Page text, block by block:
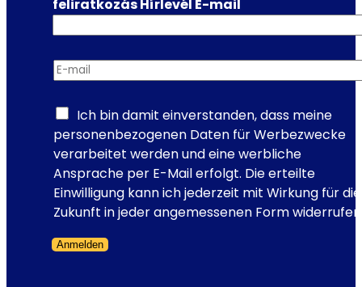
á
i
v
l
ó
k
f
o
d
a
l
o
m
feliratkozás Hírlevél E-mail
E-mail
Ich bin damit einverstanden, dass meine
personenbezogenen Daten für Werbezwecke
verarbeitet werden und eine werbliche
Ansprache per E-Mail erfolgt. Die erteilte
Einwilligung kann ich jederzeit mit Wirkung für die
Zukunft in jeder angemessenen Form
Anmelden